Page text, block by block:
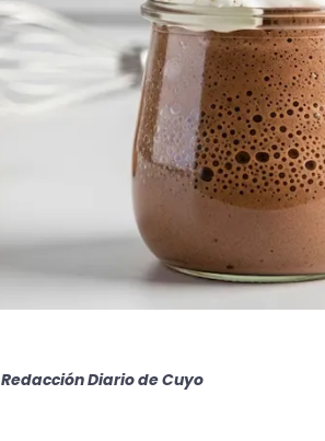
Redacción Diario de Cuyo